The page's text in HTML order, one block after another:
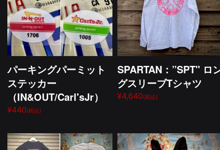
パーキングパーミット
ステッカー
（IN&OUT/Carl'sJr）
¥440(税込)
SPARTAN：”SPT" ロ
グスリーブTシャツ
¥4,640(税込)